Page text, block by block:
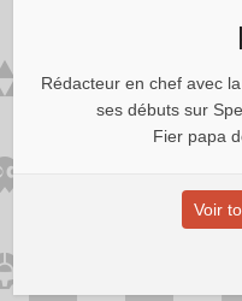
Rédacteur en chef avec
ses débuts sur
Fier papa
Voir